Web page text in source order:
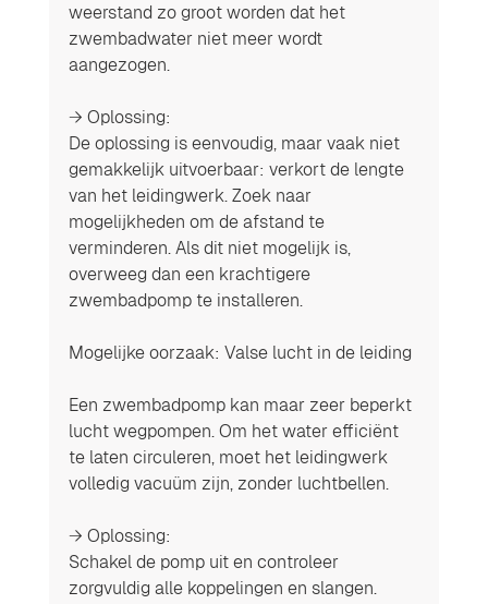
weerstand zo groot worden dat het
zwembadwater niet meer wordt
aangezogen.
→ Oplossing:
De oplossing is eenvoudig, maar vaak niet
gemakkelijk uitvoerbaar: verkort de lengte
van het leidingwerk. Zoek naar
mogelijkheden om de afstand te
verminderen. Als dit niet mogelijk is,
overweeg dan een krachtigere
zwembadpomp te installeren.
Mogelijke oorzaak: Valse lucht in de leiding
Een zwembadpomp kan maar zeer beperkt
lucht wegpompen. Om het water efficiënt
te laten circuleren, moet het leidingwerk
volledig vacuüm zijn, zonder luchtbellen.
→ Oplossing:
Schakel de pomp uit en controleer
zorgvuldig alle koppelingen en slangen.